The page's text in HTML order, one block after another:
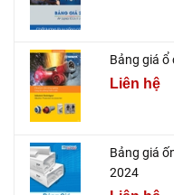
Bảng giá ổ
Liên hệ
Bảng giá
2024